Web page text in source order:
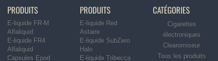
PRODUITS
E-liquide FR-M
Alfaliquid
E-liquide FR4
Alfaliquid
Capsules Epod
PRODUITS
E-liquide Red
Astaire
E-liquide SubZero
Halo
E-liquide Tribecca
CATÉGORIES
Cigarettes
électroniques
Clearomiseur
Tous les produits